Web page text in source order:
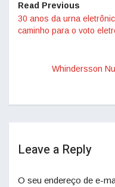
Read Previous
30 anos da urna
caminho para o voto
Whindersson
Leave a Reply
O seu endereço de e-